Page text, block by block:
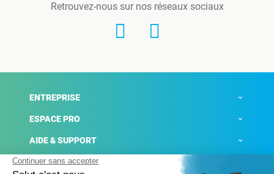
Retrouvez-nous sur nos réseaux sociaux
ENTREPRISE
ESPACE PRO
AIDE & SUPPORT
ACTUALITÉS